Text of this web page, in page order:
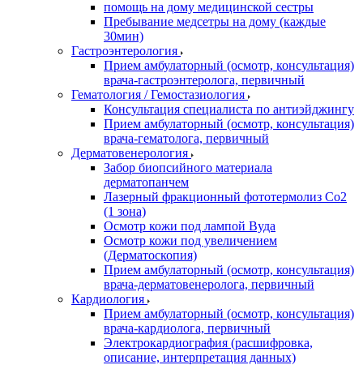
помощь на дому медицинской сестры
Пребывание медсетры на дому (каждые
30мин)
Гастроэнтерология
Прием амбулаторный (осмотр, консультация)
врача-гастроэнтеролога, первичный
Гематология / Гемостазиология
Консультация специалиста по антиэйджингу
Прием амбулаторный (осмотр, консультация)
врача-гематолога, первичный
Дерматовенерология
Забор биопсийного материала
дерматопанчем
Лазерный фракционный фототермолиз Со2
(1 зона)
Осмотр кожи под лампой Вуда
Осмотр кожи под увеличением
(Дерматоскопия)
Прием амбулаторный (осмотр, консультация)
врача-дерматовенеролога, первичный
Кардиология
Прием амбулаторный (осмотр, консультация)
врача-кардиолога, первичный
Электрокардиография (расшифровка,
описание, интерпретация данных)